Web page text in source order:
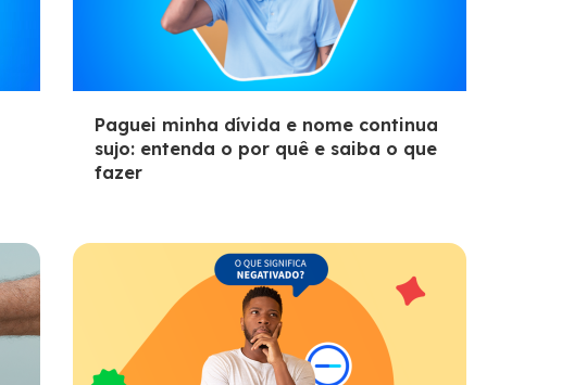
Paguei minha dívida e nome continua
sujo: entenda o por quê e saiba o que
fazer